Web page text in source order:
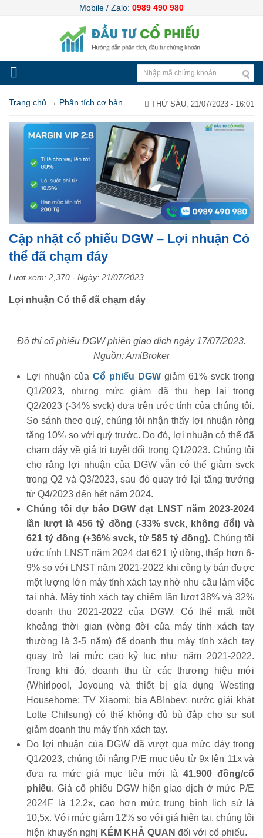
Mobile / Zalo: 0989 490 980
Trang chủ → Phân tích cơ bản THỨ SÁU, 21/07/2023 - 16:01
Cập nhật cổ phiếu DGW – Lợi nhuận Có
thể đã chạm đáy
Lượt xem: 2,370 - Ngày: 21/07/2023
Lợi nhuận Có thể đã chạm đáy
Đồ thị cổ phiếu DGW phiên giao dịch ngày 17/07/2023.
Nguồn: AmiBroker
Lợi nhuận của Cổ phiếu DGW giảm 61% svck trong
Q1/2023, nhưng mức giảm đã thu hẹp lại trong
Q2/2023 (-34% svck) dựa trên ước tính của chúng tôi.
So sánh theo quý, chúng tôi nhận thấy lợi nhuận ròng
tăng 10% so với quý trước. Do đó, lợi nhuận có thể đã
chạm đáy về giá trị tuyệt đối trong Q1/2023. Chúng tôi
cho rằng lợi nhuận của DGW vẫn có thể giảm svck
trong Q2 và Q3/2023, sau đó quay trở lại tăng trưởng
từ Q4/2023 đến hết năm 2024.
Chúng tôi dự báo DGW đạt LNST năm 2023-2024
lần lượt là 456 tỷ đồng (-33% svck, không đổi) và
621 tỷ đồng (+36% svck, từ 585 tỷ đồng). Chúng tôi
ước tính LNST năm 2024 đạt 621 tỷ đồng, thấp hơn 6-
9% so với LNST năm 2021-2022 khi công ty bán được
một lượng lớn máy tính xách tay nhờ nhu cầu làm việc
tại nhà. Máy tính xách tay chiếm lần lượt 38% và 32%
doanh thu 2021-2022 của DGW. Có thể mất một
khoảng thời gian (vòng đời của máy tính xách tay
thường là 3-5 năm) để doanh thu máy tính xách tay
quay trở lại mức cao kỷ lục như năm 2021-2022.
Trong khi đó, doanh thu từ các thương hiệu mới
(Whirlpool, Joyoung và thiết bị gia dụng Westing
Househome; TV Xiaomi; bia ABInbev; nước giải khát
Lotte Chilsung) có thể không đủ bù đắp cho sự sụt
giảm doanh thu máy tính xách tay.
Do lợi nhuận của DGW đã vượt qua mức đáy trong
Q1/2023, chúng tôi nâng P/E mục tiêu từ 9x lên 11x và
đưa ra mức giá mục tiêu mới là 41.900 đồng/cổ
phiếu. Giá cổ phiếu DGW hiện giao dịch ở mức P/E
2024F là 12,2x, cao hơn mức trung bình lịch sử là
10,5x. Với mức giảm 12% so với giá hiện tại, chúng tôi
hiện khuyến nghị KÉM KHẢ QUAN đối với cổ phiếu.